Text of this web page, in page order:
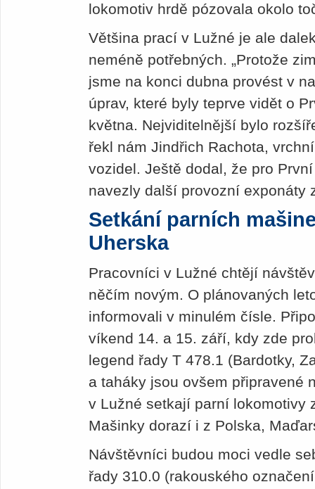
lokomotiv hrdě pózovala okolo
Většina prací v Lužné je ale
neméně potřebných. „Protože
jsme na konci dubna provést v
úprav, které byly teprve vidět o
května. Nejviditelnější bylo
řekl nám Jindřich Rachota,
vozidel. Ještě dodal, že pro
navezly další provozní exponáty
Setkání parních
Uherska
Pracovníci v Lužné chtějí
něčím novým. O plánovaných
informovali v minulém čísle.
víkend 14. a 15. září, kdy zde
legend řady T 478.1 (Bardotky,
a taháky jsou ovšem připravené
v Lužné setkají parní lokomotivy
Mašinky dorazí i z Polska,
Návštěvníci budou moci vedle
řady 310.0 (rakouského